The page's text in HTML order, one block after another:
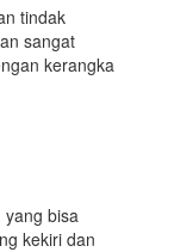
tindak
sangat
kerangka
bisa
kekiri dan